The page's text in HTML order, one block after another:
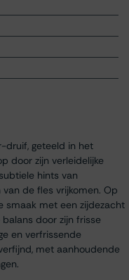
druif, geteeld in het
door zijn verleidelijke
hints van
de fles vrijkomen. Op
smaak met een zijdezacht
door zijn frisse
en verfrissende
met aanhoudende